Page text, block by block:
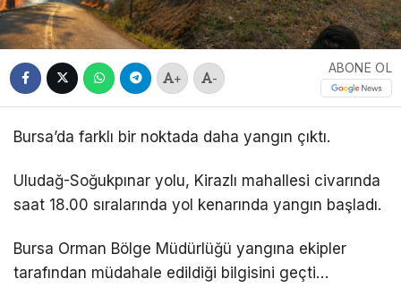
+ -
ABONE OL
Bursa’da farklı bir noktada daha yangın çıktı.
Uludağ-Soğukpınar yolu, Kirazlı mahallesi civarında
saat 18.00 sıralarında yol kenarında yangın başladı.
Bursa Orman Bölge Müdürlüğü yangına ekipler
tarafından müdahale edildiği bilgisini geçti…